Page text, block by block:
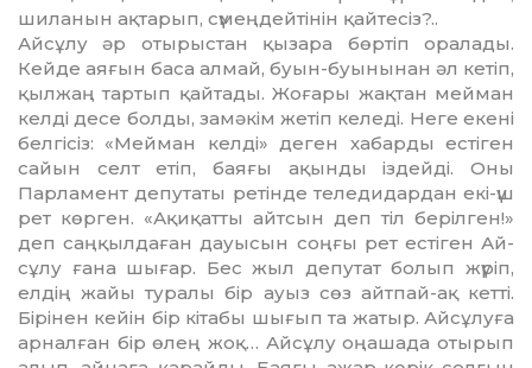
шиланын ақ­тарып, сүмеңдейтінін қайте­сіз?..
Айсұлу әр отырыстан қызара бөртіп оралады.
Кейде аяғын ба­са алмай, буын-буынынан әл ке­тіп,
қылжаң тартып қайтады. Жоғары жақтан мейман
келді де­се болды, замәкім жетіп келеді. Неге екені
белгісіз: «Мейман кел­ді» деген хабарды естіген
сайын селт етіп, баяғы ақынды іздейді. Оны
Парламент депутаты ретін­де теледидардан екі-үш
рет көр­ген. «Ақиқатты айтсын деп тіл бе­рілген!»
деп саңқылдаған дауы­сын соңғы рет естіген Ай­
сұлу ғана шығар. Бес жыл депутат бо­лып жүріп,
елдің жайы туралы бір ауыз сөз айтпай-ақ кетті.
Бірінен кейін бір кітабы шығып та жатыр. Айсұлуға
арналған бір өлең жоқ… Айсұлу оңашада оты­рып